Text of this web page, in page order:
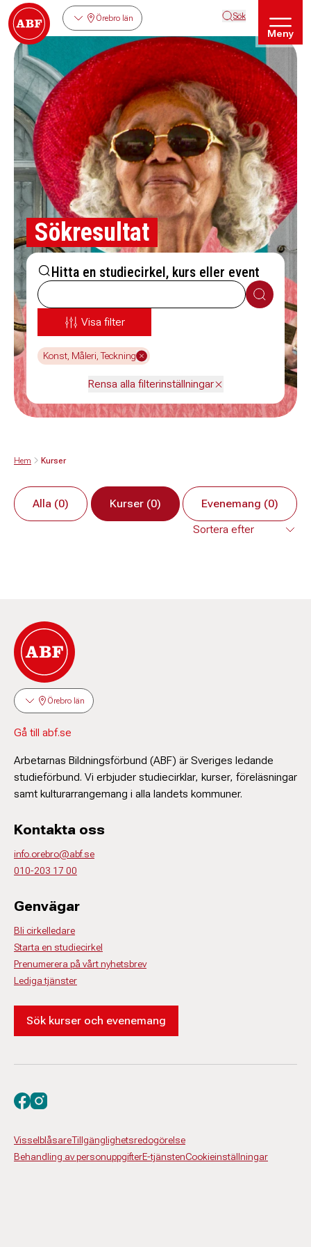
Örebro län Sök
Meny
Sökresultat
Hitta en studiecirkel, kurs eller event
Sök
Visa filter
Konst, Måleri, Teckning
Rensa alla filterinställningar
Hem Kurser
Alla (0) Kurser (0) Evenemang (0)
Örebro län
Gå till abf.se
Arbetarnas Bildningsförbund (ABF) är Sveriges ledande
studieförbund. Vi erbjuder studiecirklar, kurser, föreläsningar
samt kulturarrangemang i alla landets kommuner.
Kontakta oss
info.orebro@abf.se
010-203 17 00
Genvägar
Bli cirkelledare
Starta en studiecirkel
Prenumerera på vårt nyhetsbrev
Lediga tjänster
Sök kurser och evenemang
VisselblåsareTillgänglighetsredogörelse
Behandling av personuppgifterE-tjänstenCookieinställningar
Besök oss på facebook
Besök oss på instagram